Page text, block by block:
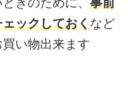
ックしておくなど
い物出来ます